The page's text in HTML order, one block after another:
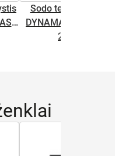
Sodo technikos
DYNAMAX M2T
2.65